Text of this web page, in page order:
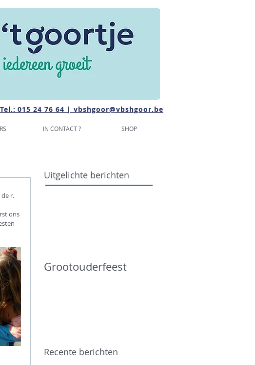
015 24 76 64 |vbshgoor@vbshgoor.be
IN CONTACT ? SHOP
r.
ons
Uitgelichte berichten
Grootouderfeest
Recente berichten